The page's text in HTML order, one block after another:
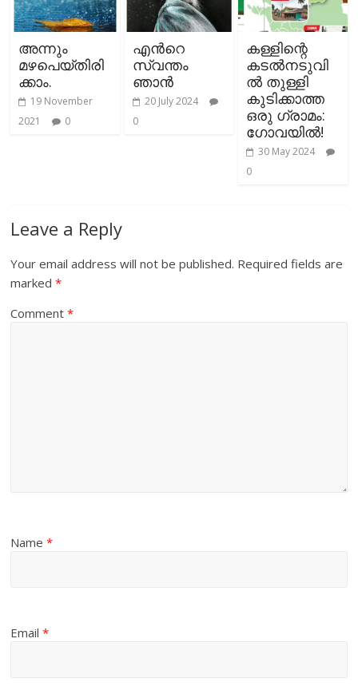
അന്നും
മഴപെയ്തിരി
ക്കാം.
19 November
2021
0
എന്‍റെ
സ്വന്തം
ഞാന്‍
20 July 2024
0
കള്ളിന്റെ
കടൽനടുവി
ൽ തുള്ളി
കുടിക്കാത്ത
ഒരു ഗ്രാമം:
ഗോവയിൽ!
30 May 2024
0
Leave a Reply
Your email address will not be published. Required fields are
marked*
Comment*
Name*
Email*